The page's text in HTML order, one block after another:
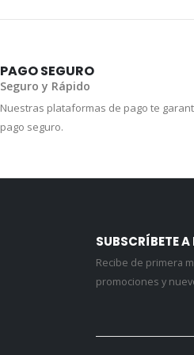
PAGO SEGURO
Seguro y Rápido
Nuestras plataformas de pago te
pago seguro.
SUBSCRÍBETE A
Recibe de primera
promociones y